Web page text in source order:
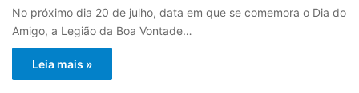
No próximo dia 20 de julho, data em que se comemora o Dia do
Amigo, a Legião da Boa Vontade…
Leia mais »